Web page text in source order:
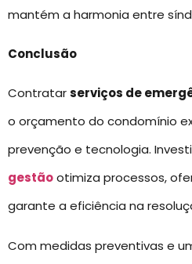
mantém a harmonia entre
Conclusão
Contratarserviços de
o orçamento do condomínio
prevenção e tecnologia.
gestãootimiza processos,
garante a eficiência na
Com medidas preventivas e